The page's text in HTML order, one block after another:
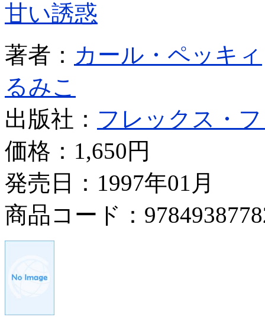
甘い誘惑
著者： カール・ペッキィ
るみこ
出版社： フレックス・
価格： 1,650円
発売日：1997年01月
商品コード：